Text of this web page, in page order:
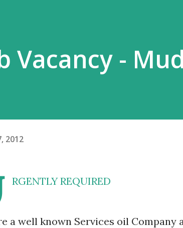
Vacancy -
2012
RGENTLY REQUIRED
a well known Services oil Company